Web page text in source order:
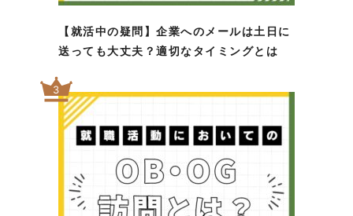
【就活中の疑問】企業へのメールは土日に
送っても大丈夫？適切なタイミングとは
3